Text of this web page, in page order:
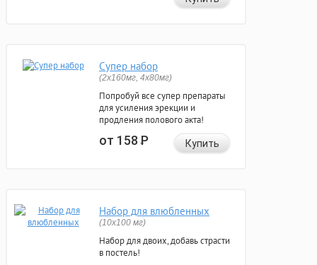
Супер набор
(2х160мг, 4х80мг)
Попробуй все супер препараты
для усиления эрекции и
продления полового акта!
от 158Р Купить
Набор для влюбленных
(10х100 мг)
Набор для двоих, добавь страсти
в постель!